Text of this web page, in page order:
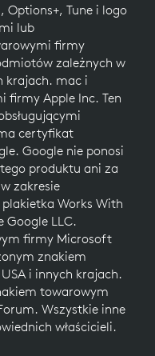
Options+, Tune i logo
lub
firmy
zależnych w
krajach. mac i
firmy Apple Inc. Ten
certyfikat
Google nie ponosi
produktu ani za
zakresie
Works With
LLC.
firmy Microsoft
znakiem
i innych krajach.
towarowym
Wszystkie inne
właścicieli.